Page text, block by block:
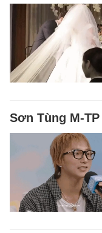
Sơn Tùng M-